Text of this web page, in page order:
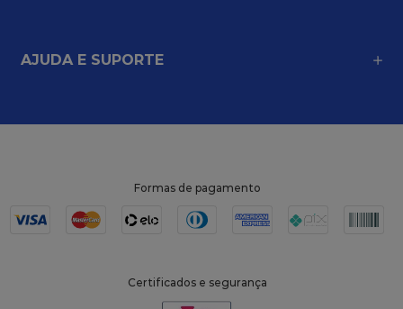
AJUDA E SUPORTE
Formas de pagamento
Certificados e segurança